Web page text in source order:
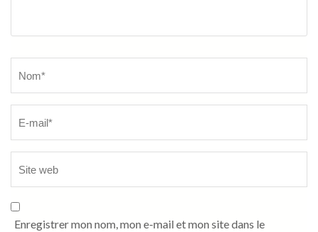
Enregistrer mon nom, mon e-mail et mon site dans le